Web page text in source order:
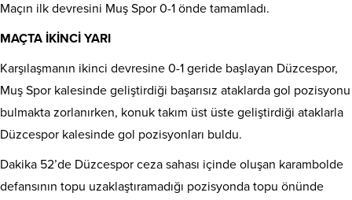
Maçın ilk devresini Muş Spor 0-1 önde tamamladı.
MAÇTA İKİNCİ YARI
Karşılaşmanın ikinci devresine 0-1 geride başlayan Düzcespor,
Muş Spor kalesinde geliştirdiği başarısız ataklarda gol pozisyonu
bulmakta zorlanırken, konuk takım üst üste geliştirdiği ataklarla
Düzcespor kalesinde gol pozisyonları buldu.
Dakika 52’de Düzcespor ceza sahası içinde oluşan karambolde
defansının topu uzaklaştıramadığı pozisyonda topu önünde